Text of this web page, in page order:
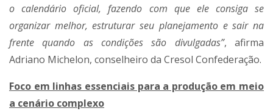
o calendário oficial, fazendo com que ele consiga se
organizar melhor, estruturar seu planejamento e sair na
frente quando as condições são divulgadas”, afirma
Adriano Michelon, conselheiro da Cresol Confederação.
Foco em linhas essenciais para a produção em meio
a cenário complexo